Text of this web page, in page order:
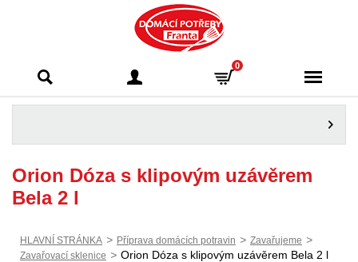
Franta - Příbram
0
Orion Dóza s klipovým uzávěrem
Bela 2 l
HLAVNÍ STRÁNKA > Příprava domácích potravin > Zavařujeme >
Zavařovací sklenice > Orion Dóza s klipovým uzávěrem Bela 2 l